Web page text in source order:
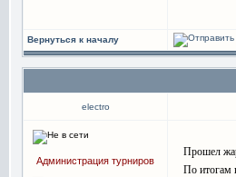
Вернуться к началу
electro
Администрация турниров
Прошел
По итогам